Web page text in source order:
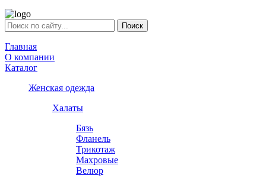
Главная
О компании
Каталог
Женская одежда
Халаты
Бязь
Фланель
Трикотаж
Махровые
Велюр